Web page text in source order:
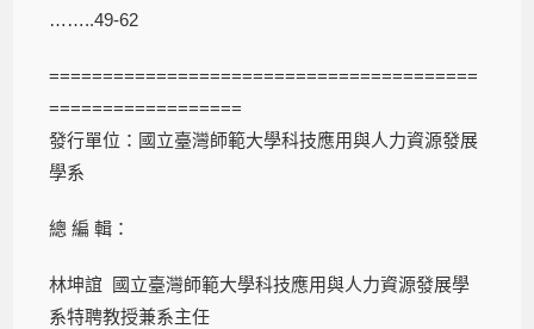
……..49-62
========================================
==================
發行單位：國立臺灣師範大學科技應用與人力資源發展
學系
總 編 輯：
林坤誼 國立臺灣師範大學科技應用與人力資源發展學
系特聘教授兼系主任